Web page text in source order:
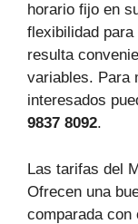
horario fijo en
flexibilidad
resulta
variables. Para
interesados
9837 8092.
Las tarifas del
Ofrecen una
comparada con